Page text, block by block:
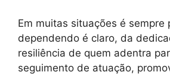
Em muitas situações é sempre
dependendo é claro, da
resiliência de quem adentra
seguimento de atuação,